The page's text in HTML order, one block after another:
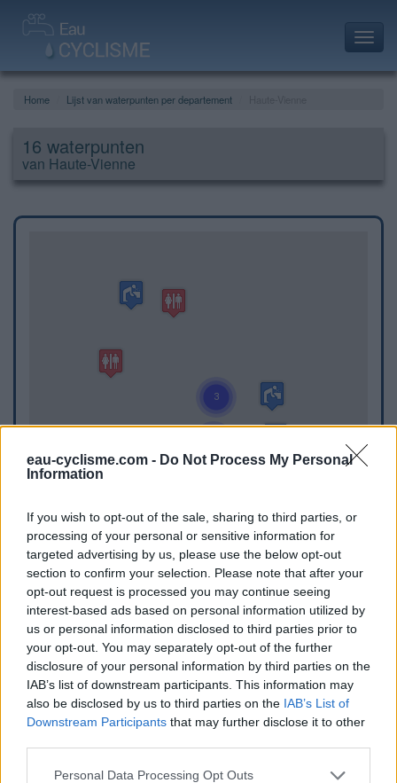
eau-cyclisme.com - Do Not Process My Personal
Information
If you wish to opt-out of the sale, sharing to third parties, or
processing of your personal or sensitive information for
targeted advertising by us, please use the below opt-out
section to confirm your selection. Please note that after your
opt-out request is processed you may continue seeing
interest-based ads based on personal information utilized by
us or personal information disclosed to third parties prior to
your opt-out. You may separately opt-out of the further
disclosure of your personal information by third parties on the
IAB’s list of downstream participants. This information may
also be disclosed by us to third parties on the IAB’s List of
Downstream Participants that may further disclose it to other
Personal Data Processing Opt Outs
Home Lijst van waterpunten per departement
16 waterpunten
van Haute-Vienne
WC in Berneuil